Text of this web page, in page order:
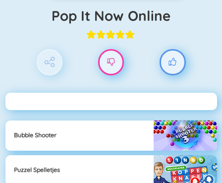
Pop It Now Online
Bubble Shooter
Puzzel Spelletjes